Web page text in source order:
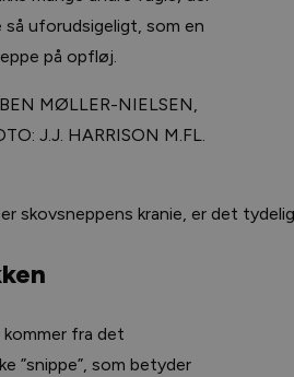
uforudsigeligt, som en
på opfløj.
MØLLER-NIELSEN,
J.J. HARRISON M.FL.
skovsneppens kranie, er det
fra det
”snippe”, som betyder